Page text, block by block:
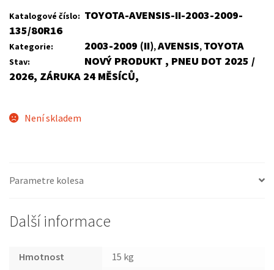
4
3
Katalogové číslo: TOYOTA-AVENSIS-II-2003-2009-
135/80R16
Kategorie: 2003-2009 (II),AVENSIS, TOYOTA
Stav:
NOVÝ PRODUKT , PNEU DOT 2025 /
2026, ZÁRUKA 24 MĚSÍCŮ,
Není skladem
Parametre kolesa
Další informace
Hmotnost
15 kg